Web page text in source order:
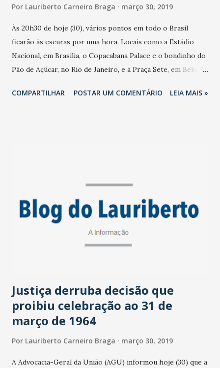
Por Lauriberto Carneiro Braga março 30, 2019
Às 20h30 de hoje (30), vários pontos em todo o Brasil
ficarão às escuras por uma hora. Locais como a Estádio
Nacional, em Brasília, o Copacabana Palace e o bondinho do
Pão de Açúcar, no Rio de Janeiro, e a Praça Sete, em Belo
Planeta, mobilização liderada pela organização não
cidades brasileiras se comprometeram com o movimento.
De acordo com a entidade, 130 monumentos dos país
apagarão as luzes. A mobilização tem alcance mundial.
Monumentos como Torre Eiffel, em Paris; Opera House, em
COMPARTILHAR POSTAR UM COMENTÁRIO LEIA MAIS »
Justiça derruba decisão que
proibiu celebração ao 31 de
março de 1964
Por Lauriberto Carneiro Braga março 30, 2019
A Advocacia-Geral da União (AGU) informou hoje (30) que a